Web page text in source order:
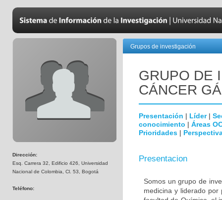
Dirección:
Esq. Carrera 32, Edificio 426, Universidad
Nacional de Colombia, Cl. 53, Bogotá
Teléfono:
Grupos de investigación
GRUPO DE
CÁNCER
Presentación | Líder|
conocimiento | Áreas
Prioridades |
Presentacion
Somos un grupo de
medicina y liderado por